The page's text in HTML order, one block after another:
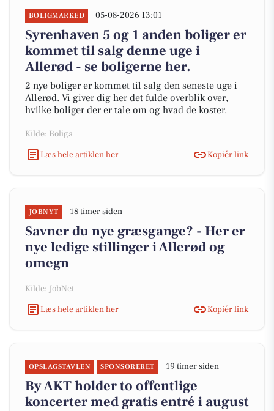
BOLIGMARKED 05-08-2026 13:01
Syrenhaven 5 og 1 anden boliger er
kommet til salg denne uge i
Allerød - se boligerne her.
2 nye boliger er kommet til salg den seneste uge i
Allerød. Vi giver dig her det fulde overblik over,
hvilke boliger der er tale om og hvad de koster.
Kilde: Boliga
Læs hele artiklen her
Kopiér link
JOBNYT 18 timer siden
Savner du nye græsgange? - Her er
nye ledige stillinger i Allerød og
omegn
Kilde: JobNet
Læs hele artiklen her
Kopiér link
OPSLAGSTAVLEN SPONSORERET 19 timer siden
By AKT holder to offentlige
koncerter med gratis entré i august